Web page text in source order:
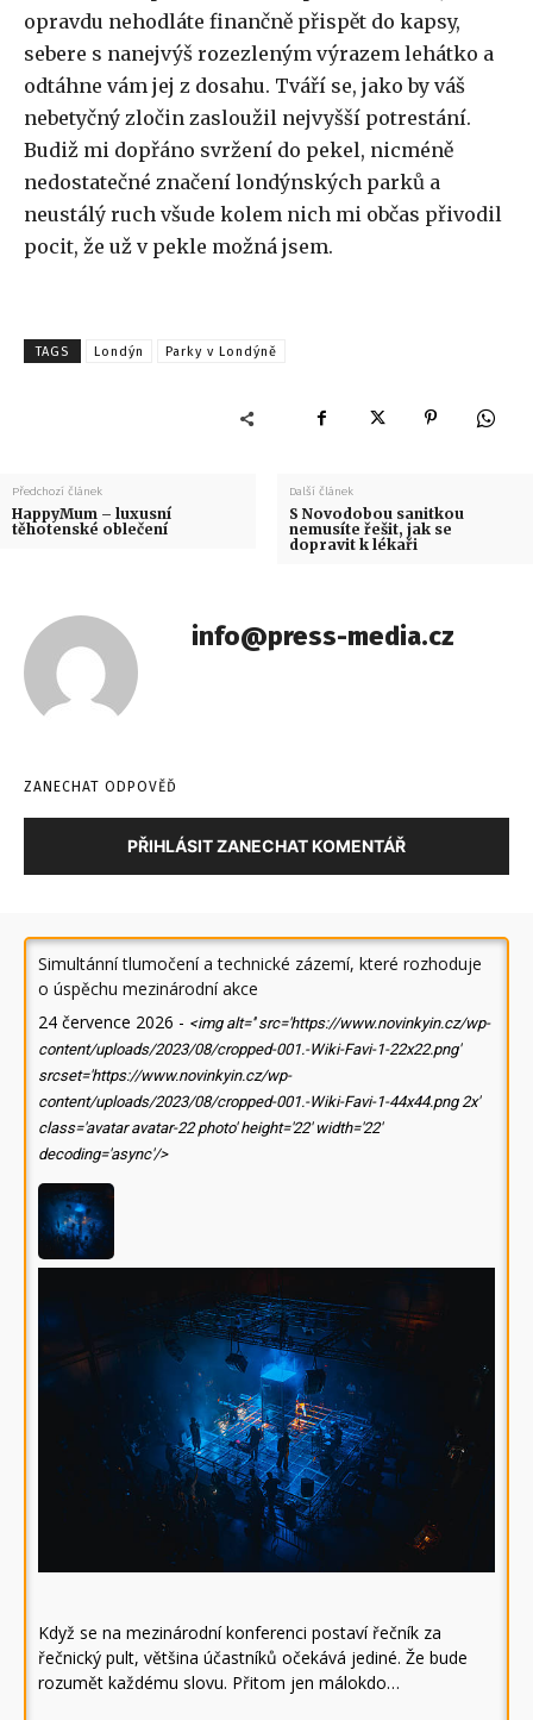
opravdu nehodláte finančně přispět do kapsy,
sebere s nanejvýš rozezleným výrazem lehátko a
odtáhne vám jej z dosahu. Tváří se, jako by váš
nebetyčný zločin zasloužil nejvyšší potrestání.
Budiž mi dopřáno svržení do pekel, nicméně
nedostatečné značení londýnských parků a
neustálý ruch všude kolem nich mi občas přivodil
pocit, že už v pekle možná jsem.
TAGS Londýn Parky v Londýně
Předchozí článek
HappyMum – luxusní
těhotenské oblečení
Další článek
S Novodobou sanitkou
nemusíte řešit, jak se
dopravit k lékaři
info@press-media.cz
ZANECHAT ODPOVĚĎ
PŘIHLÁSIT ZANECHAT KOMENTÁŘ
Simultánní tlumočení a technické zázemí, které rozhoduje
o úspěchu mezinárodní akce
24 července 2026 - <img alt='' src='https://www.novinkyin.cz/wp-
content/uploads/2023/08/cropped-001.-Wiki-Favi-1-22x22.png'
srcset='https://www.novinkyin.cz/wp-
content/uploads/2023/08/cropped-001.-Wiki-Favi-1-44x44.png 2x'
class='avatar avatar-22 photo' height='22' width='22'
decoding='async'/>
Když se na mezinárodní konferenci postaví řečník za
řečnický pult, většina účastníků očekává jediné. Že bude
rozumět každému slovu. Přitom jen málokdo…